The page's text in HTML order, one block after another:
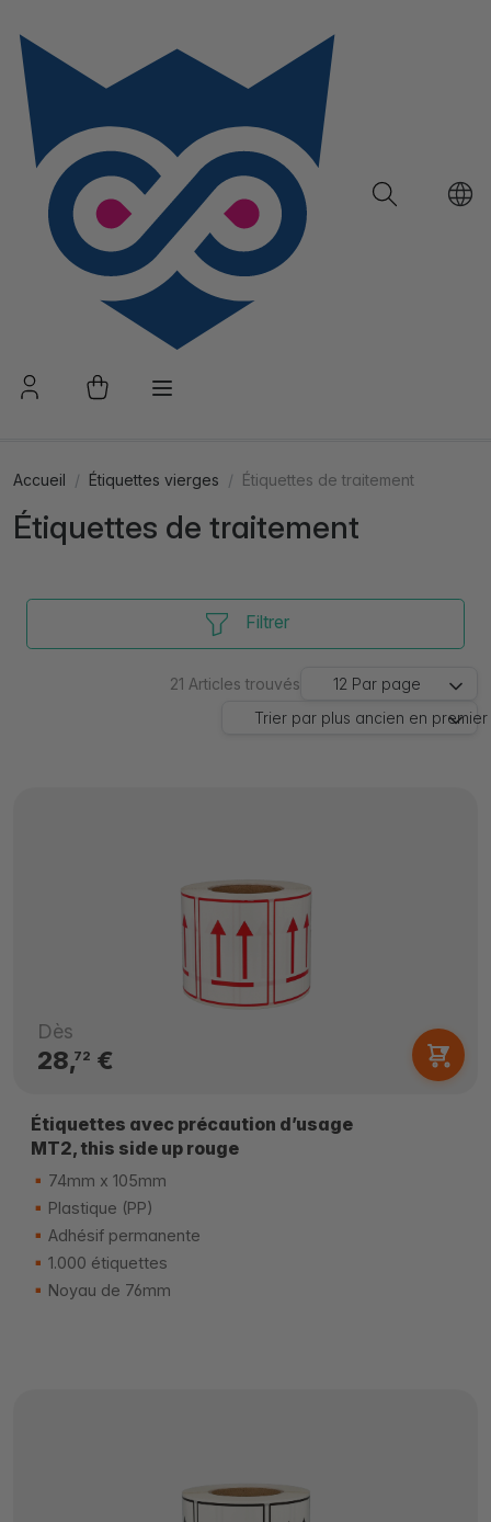
Accueil Étiquettes vierges Étiquettes de traitement
Étiquettes de traitement
Filtrer
21 Articles trouvés 12 Par page
Trier par plus ancien en premier
Dès
28,72 €
Étiquettes avec précaution d’usage
MT2, this side up rouge
74mm x 105mm
Plastique (PP)
Adhésif permanente
1.000 étiquettes
Noyau de 76mm